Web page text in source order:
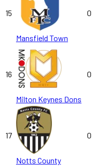
15
Mansfield Town
0
16
Milton Keynes Dons
0
17
Notts County
0